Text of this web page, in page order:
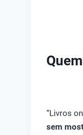
“Livros
sem